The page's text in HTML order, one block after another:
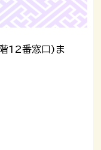
12番窓口)ま